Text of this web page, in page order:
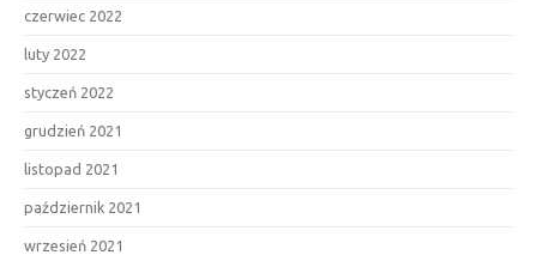
czerwiec 2022
luty 2022
styczeń 2022
grudzień 2021
listopad 2021
październik 2021
wrzesień 2021